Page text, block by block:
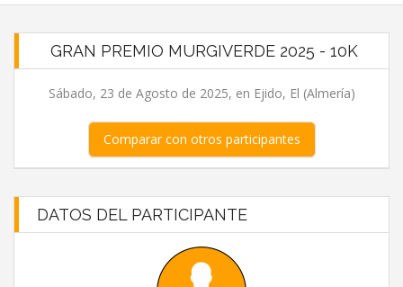
GRAN PREMIO MURGIVERDE 2025 - 10K
Sábado, 23 de Agosto de 2025, en Ejido, El (Almería)
Comparar con otros participantes
DATOS DEL PARTICIPANTE